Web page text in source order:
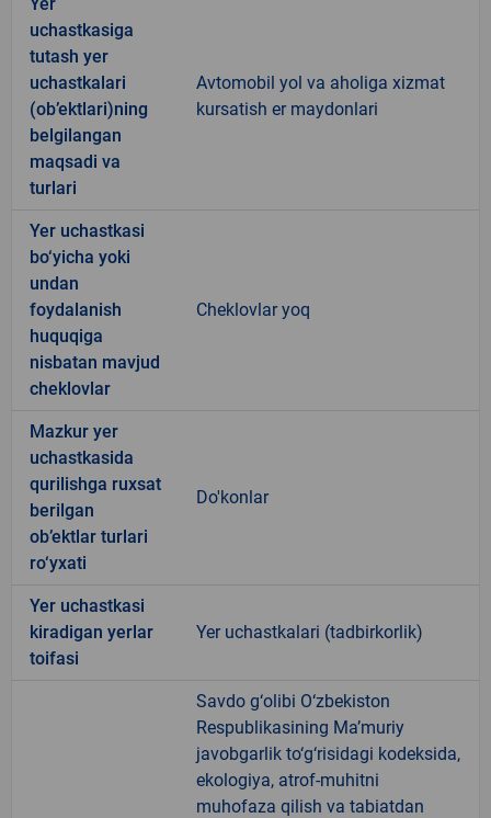
uchastkasiga
tutash yer
uchastkalari
(ob’ektlari)ning
belgilangan
maqsadi va
turlari
Avtomobil yol va aholiga xizmat
kursatish er maydonlari
Yer uchastkasi
bo‘yicha yoki
undan
foydalanish
huquqiga
nisbatan mavjud
cheklovlar
Cheklovlar yoq
Mazkur yer
uchastkasida
qurilishga ruxsat
berilgan
ob’ektlar turlari
ro‘yxati
Do'konlar
Yer uchastkasi
kiradigan yerlar
toifasi
Yer uchastkalari (tadbirkorlik)
Savdo g‘olibi O‘zbekiston
Respublikasining Ma’muriy
javobgarlik to‘g‘risidagi kodeksida,
ekologiya, atrof-muhitni
muhofaza qilish va tabiatdan